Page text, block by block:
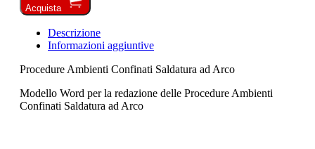
Acquista
Descrizione
Informazioni aggiuntive
Procedure Ambienti Confinati Saldatura ad Arco
Modello Word per la redazione delle Procedure Ambienti
Confinati Saldatura ad Arco